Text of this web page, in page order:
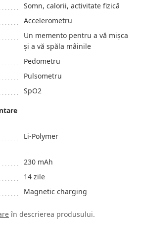
Somn, calorii, activitate fizică
Accelerometru
Un memento pentru a vă mișca
și a vă spăla mâinile
Pedometru
Pulsometru
SpO2
Li-Polymer
230 mAh
14 zile
Magnetic charging
în descrierea produsului.